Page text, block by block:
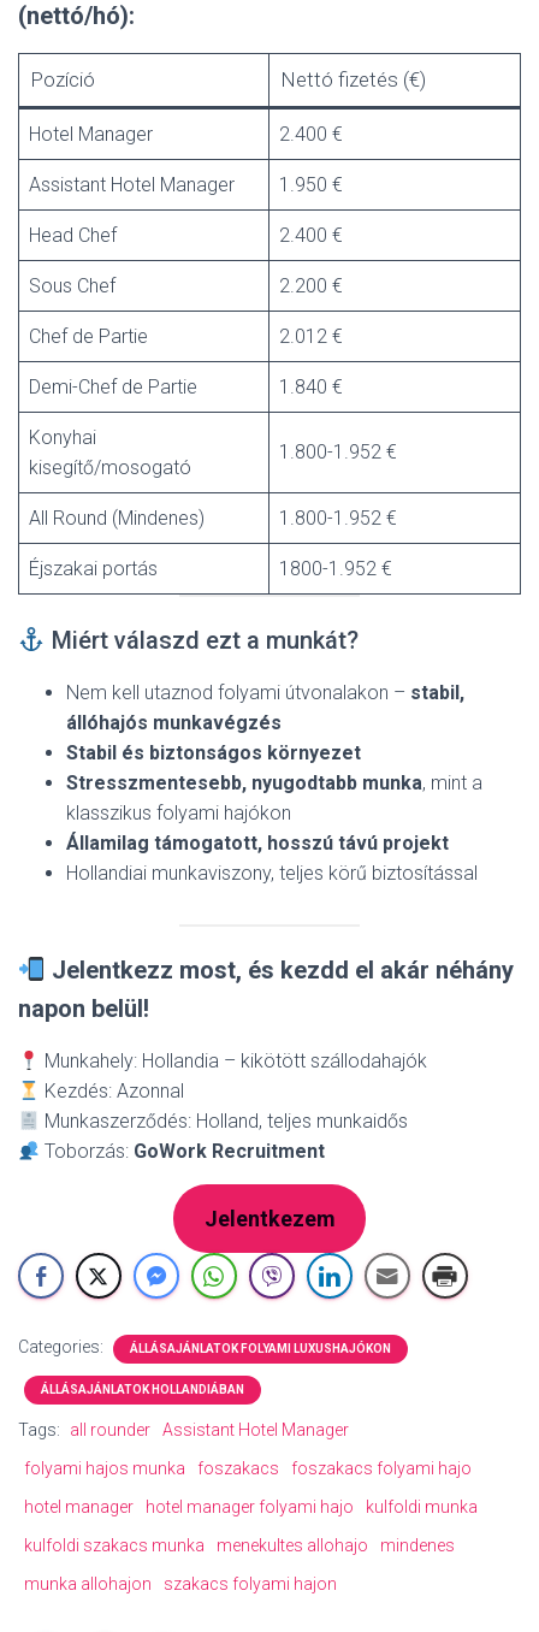
(nettó/hó):
Pozíció Nettó fizetés (€)
Hotel Manager 2.400 €
Assistant Hotel Manager 1.950 €
Head Chef 2.400 €
Sous Chef 2.200 €
Chef de Partie 2.012 €
Demi-Chef de Partie 1.840 €
Konyhai
kisegítő/mosogató
1.800-1.952 €
All Round (Mindenes) 1.800-1.952 €
Éjszakai portás 1800-1.952 €
Miért válaszd ezt a munkát?
Nem kell utaznod folyami útvonalakon – stabil,
állóhajós munkavégzés
Stabil és biztonságos környezet
Stresszmentesebb, nyugodtabb munka, mint a
klasszikus folyami hajókon
Államilag támogatott, hosszú távú projekt
Hollandiai munkaviszony, teljes körű biztosítással
Jelentkezz most, és kezdd el akár néhány
napon belül!
Munkahely: Hollandia – kikötött szállodahajók
Kezdés: Azonnal
Munkaszerződés: Holland, teljes munkaidős
Toborzás: GoWork Recruitment
Jelentkezem
Categories: ÁLLÁSAJÁNLATOK FOLYAMI LUXUSHAJÓKON
ÁLLÁSAJÁNLATOK HOLLANDIÁBAN
Tags: all rounder
Assistant Hotel Manager
folyami hajos munka
foszakacs
foszakacs folyami hajo
hotel manager
hotel manager folyami hajo
kulfoldi munka
kulfoldi szakacs munka
menekultes allohajo
mindenes
munka allohajon
szakacs folyami hajon